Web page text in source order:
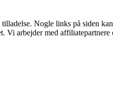
Nogle links på siden
Vi arbejder med